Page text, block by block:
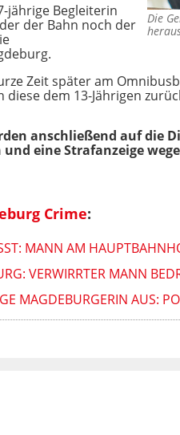
Die
jährige Begleiterin
der Bahn noch der
Zeit später am
dem 13-Jährigen
anschließend auf die
eine Strafanzeige
Crime:
MANN AM
VERWIRRTER MANN
MAGDEBURGERIN AUS: